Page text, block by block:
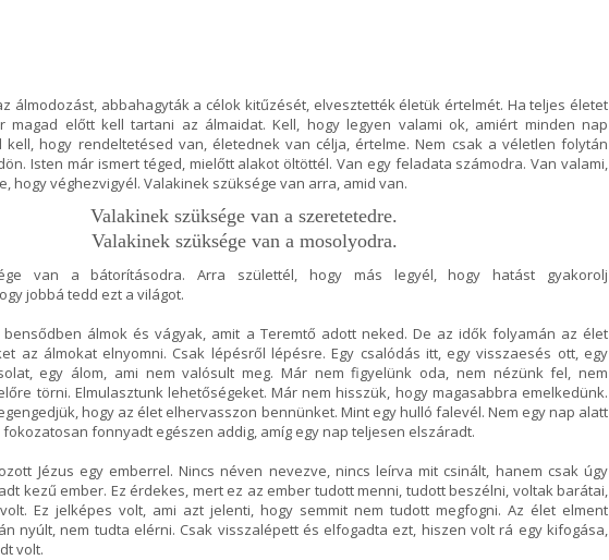
álmodozást, abbahagyták a célok kitűzését, elvesztették életük értelmét. Ha teljes életet
magad előtt kell tartani az álmaidat. Kell, hogy legyen valami ok, amiért minden nap
kell, hogy rendeltetésed van, életednek van célja, értelme. Nem csak a véletlen folytán
Isten már ismert téged, mielőtt alakot öltöttél. Van egy feladata számodra. Van valami,
hogy véghezvigyél. Valakinek szüksége van arra, amid van.
Valakinek szüksége van a szeretetedre.
Valakinek szüksége van a mosolyodra.
van a bátorításodra. Arra születtél, hogy más legyél, hogy hatást gyakorolj
jobbá tedd ezt a világot.
álmok és vágyak, amit a Teremtő adott neked. De az idők folyamán az élet
az álmokat elnyomni. Csak lépésről lépésre. Egy csalódás itt, egy visszaesés ott, egy
egy álom, ami nem valósult meg. Már nem figyelünk oda, nem nézünk fel, nem
törni. Elmulasztunk lehetőségeket. Már nem hisszük, hogy magasabbra emelkedünk.
hogy az élet elhervasszon bennünket. Mint egy hulló falevél. Nem egy nap alatt
fonnyadt egészen addig, amíg egy nap teljesen elszáradt.
Jézus egy emberrel. Nincs néven nevezve, nincs leírva mit csinált, hanem csak úgy
kezű ember. Ez érdekes, mert ez az ember tudott menni, tudott beszélni, voltak barátai,
Ez jelképes volt, ami azt jelenti, hogy semmit nem tudott megfogni. Az élet elment
nyúlt, nem tudta elérni. Csak visszalépett és elfogadta ezt, hiszen volt rá egy kifogása,
volt.